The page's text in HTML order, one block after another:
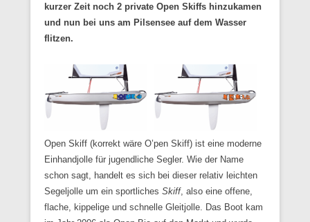
kurzer Zeit noch 2 private Open Skiffs hinzukamen
und nun bei uns am Pilsensee auf dem Wasser
flitzen.
Open Skiff (korrekt wäre O’pen Skiff) ist eine moderne
Einhandjolle für jugendliche Segler. Wie der Name
schon sagt, handelt es sich bei dieser relativ leichten
Segeljolle um ein sportliches Skiff, also eine offene,
flache, kippelige und schnelle Gleitjolle. Das Boot kam